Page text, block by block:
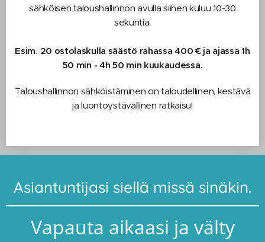
sähköisen taloushallinnon avulla siihen kuluu 10-30
sekuntia.
Esim. 20 ostolaskulla säästö rahassa 400 € ja ajassa 1h
50 min - 4h 50 min kuukaudessa.
Taloushallinnon sähköistäminen on taloudellinen, kestävä
ja luontoystävällinen ratkaisu!
Asiantuntijasi siellä missä sinäkin.
Vapauta aikaasi ja välty